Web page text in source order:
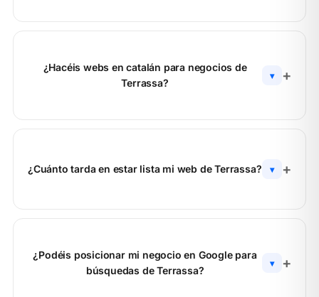
¿Hacéis webs en catalán para negocios de
Terrassa?
▾
¿Cuánto tarda en estar lista mi web de Terrassa? ▾
¿Podéis posicionar mi negocio en Google para
búsquedas de Terrassa?
▾